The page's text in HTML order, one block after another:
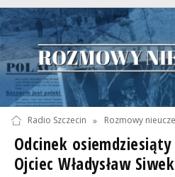
Radio Szczecin » Rozmowy
Odcinek
Ojciec Władysław